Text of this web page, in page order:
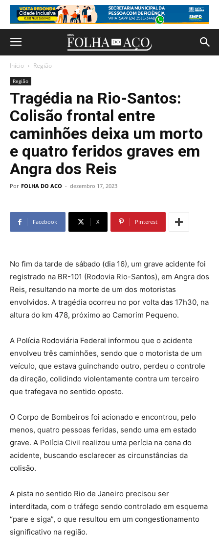
Início Região
Região
Tragédia na Rio-Santos:
Colisão frontal entre
caminhões deixa um morto
e quatro feridos graves em
Angra dos Reis
Por FOLHA DO ACO - dezembro 17, 2023
Facebook X Pinterest
No fim da tarde de sábado (dia 16), um grave acidente foi
registrado na BR-101 (Rodovia Rio-Santos), em Angra dos
Reis, resultando na morte de um dos motoristas
envolvidos. A tragédia ocorreu no por volta das 17h30, na
altura do km 478, próximo ao Camorim Pequeno.
A Polícia Rodoviária Federal informou que o acidente
envolveu três caminhões, sendo que o motorista de um
veículo, que estava guinchando outro, perdeu o controle
da direção, colidindo violentamente contra um terceiro
que trafegava no sentido oposto.
O Corpo de Bombeiros foi acionado e encontrou, pelo
menos, quatro pessoas feridas, sendo uma em estado
grave. A Polícia Civil realizou uma perícia na cena do
acidente, buscando esclarecer as circunstâncias da
colisão.
A pista no sentido Rio de Janeiro precisou ser
interditada, com o tráfego sendo controlado em esquema
“pare e siga”, o que resultou em um congestionamento
significativo na região.